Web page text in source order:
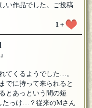
い作品でした。ご投稿
1＋
てくるようでした…。
でに持って来られると
とあっという間の短
たっけ…？従来のMさん